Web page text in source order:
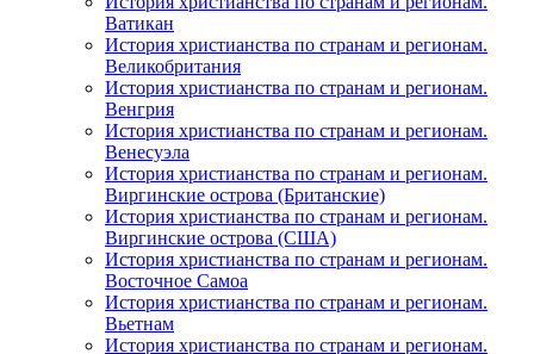
Ватикан
История христианства по странам и регионам.
Великобритания
История христианства по странам и регионам.
Венгрия
История христианства по странам и регионам.
Венесуэла
История христианства по странам и регионам.
Виргинские острова (Британские)
История христианства по странам и регионам.
Виргинские острова (США)
История христианства по странам и регионам.
Восточное Самоа
История христианства по странам и регионам.
Вьетнам
История христианства по странам и регионам.